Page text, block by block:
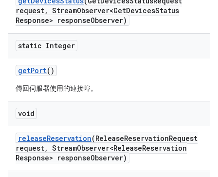
request, StreamObserver<GetDevicesStatus
Response> responseObserver)
static Integer
getPort()
傳回伺服器使用的連接埠。
void
releaseReservation(ReleaseReservationRequest
request, StreamObserver<ReleaseReservation
Response> responseObserver)